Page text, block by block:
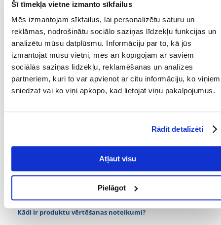
Šī tīmekļa vietne izmanto sīkfailus
Mēs izmantojam sīkfailus, lai personalizētu saturu un
reklāmas, nodrošinātu sociālo saziņas līdzekļu funkcijas un
analizētu mūsu datplūsmu. Informāciju par to, kā jūs
izmantojat mūsu vietni, mēs arī kopīgojam ar saviem
sociālās saziņas līdzekļu, reklamēšanas un analīzes
partneriem, kuri to var apvienot ar citu informāciju, ko viņiem
sniedzat vai ko viņi apkopo, kad lietojat viņu pakalpojumus.
Rādīt detalizēti
Atļaut visu
Pielāgot
FOTOGRĀFIJA
Ābolu pievienošana - pateicoties lielajam kālija saturam, tas regulē
organisma ūdens ekonomiju, bet ābolu sastāvā esošā dzelzs palīdz
novērst anēmiju. Turklāt šie augļi ir bagātīgs pektīnu, vitamīnu un
minerālvielu avots. Pektīni attīra organismu no kaitīgām vielām, regulē
baktēriju floras darbību, neitralizē toksiskas vielas, ietekmē zarnu
peristaltiku.
Grauzēji
Kādi ir produktu vērtēšanas noteikumi?